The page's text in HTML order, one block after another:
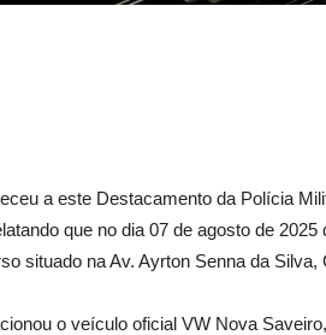
a este Destacamento da Polícia
que no dia 07 de agosto de
situado na Av. Ayrton Senna da Silva,
o veículo oficial VW Nova